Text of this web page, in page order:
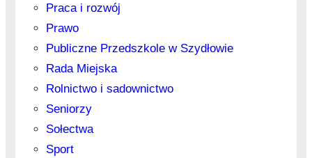
Praca i rozwój
Prawo
Publiczne Przedszkole w Szydłowie
Rada Miejska
Rolnictwo i sadownictwo
Seniorzy
Sołectwa
Sport